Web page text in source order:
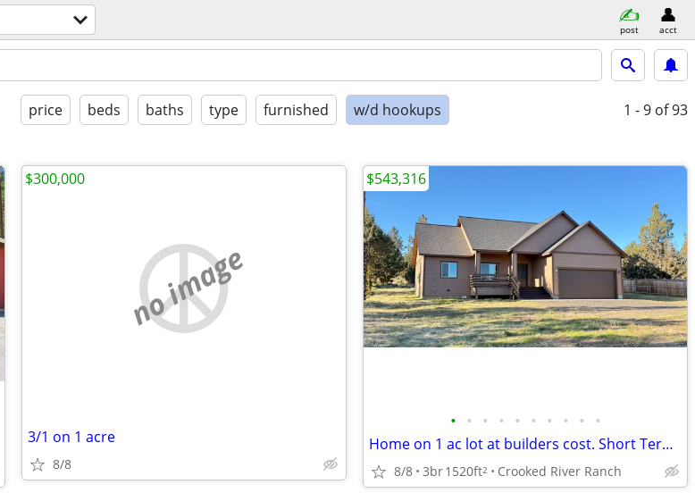
post acct
price beds baths type furnished w/d hookups 1 - 9 of 93
no image
3/1 on 1 acre
8/8
$300,000
• • • • • • • • • •
Home on 1 ac lot at builders cost. Short Term contract available.
8/8 3br1520ft2 Crooked River Ranch
$543,316